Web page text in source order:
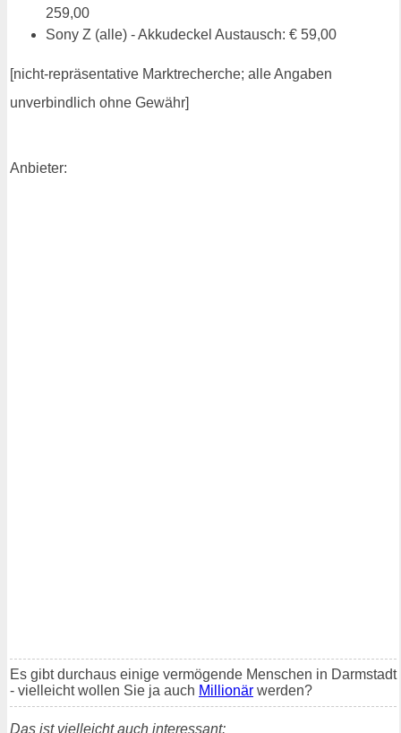
259,00
Sony Z (alle) - Akkudeckel Austausch: € 59,00
[nicht-repräsentative Marktrecherche; alle Angaben
unverbindlich ohne Gewähr]
Anbieter:
Es gibt durchaus einige vermögende Menschen in Darmstadt
- vielleicht wollen Sie ja auch Millionär werden?
Das ist vielleicht auch interessant: